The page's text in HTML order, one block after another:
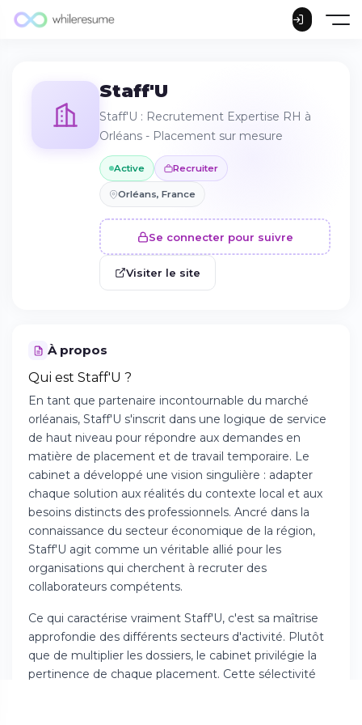
Staff'U
Staff'U : Recrutement Expertise RH à
Orléans - Placement sur mesure
Active Recruiter
Orléans, France
Se connecter pour suivre
Visiter le site
À propos
Qui est Staff'U ?
En tant que partenaire incontournable du marché
orléanais, Staff'U s'inscrit dans une logique de service
de haut niveau pour répondre aux demandes en
matière de placement et de travail temporaire. Le
cabinet a développé une vision singulière : adapter
chaque solution aux réalités du contexte local et aux
besoins distincts des professionnels. Ancré dans la
connaissance du secteur économique de la région,
Staff'U agit comme un véritable allié pour les
organisations qui cherchent à recruter des
collaborateurs compétents.
Ce qui caractérise vraiment Staff'U, c'est sa maîtrise
approfondie des différents secteurs d'activité. Plutôt
que de multiplier les dossiers, le cabinet privilégie la
pertinence de chaque placement. Cette sélectivité